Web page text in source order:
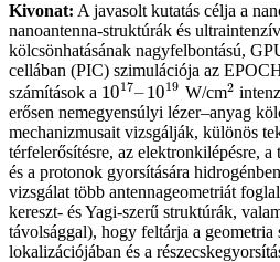
Kivonat: A javasolt kutatás célja a
nanoantenna-struktúrák és
kölcsönhatásának nagyfelbontású,
cellában (PIC) szimulációja az
számítások a 1017–1019
1017–1019 W/cm2
2
erősen nemegyensúlyi lézer–anyag
mechanizmusait vizsgálják, különös
térfelerősítésre, az elektronkilépésre, a
és a protonok gyorsítására
vizsgálat több antennageometriát
kereszt- és Yagi-szerű struktúrák,
távolsággal), hogy feltárja a geometria
lokalizációjában és a